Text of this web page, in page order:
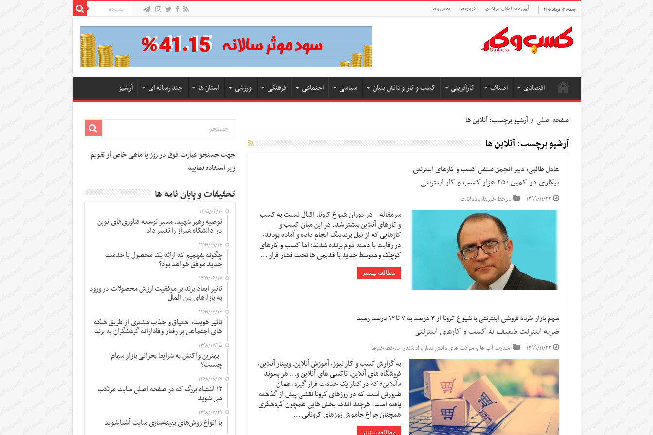
جمعه , ۱۶ مرداد ۱۴۰۵ آیین نامه اخلاق حرفه ای درباره ما تماس باما
اقتصادی اصناف کارآفرینی کسب و کار و دانش بنیان سیاسی اجتماعی فرهنگی ورزشی استان ها چند رسانه ای آرشیو
صفحه اصلی / آرشیو برچسب: آنلاین ها
آرشیو برچسب:آنلاین ها
عادل طالبی، دبیر انجمن صنفی کسب و کارهای اینترنتی
بیکاری در کمین ۲۵۰ هزار کسب ‌و کار اینترنتی
۱۳۹۹/۱۱/۲۳ سرخط خبرها,یادداشت
سرمقاله- در دوران شیوع کرونا، اقبال نسبت به کسب
و کارهای آنلاین بیشتر شد. در این میان کسب و
کارهایی که از قبل برندینگ انجام داده و آماده بودند،
در رقابت با دسته دوم برنده شدند؛ اما کسب و کارهای
کوچک و متوسط جدید یا قدیمی ها تحت فشار قرار …
مطالعه بیشتر
سهم بازار خرده فروشی اینترنتی با شیوع کرونا از ۳ درصد به ۷ تا ۱۲ درصد رسید
ضربه اینترنت ضعیف به کسب و کارهای اینترنتی
۱۳۹۹/۱۱/۲۳ استارت آپ ها و شرکت های دانش بنیان,اسلایدر,سرخط خبرها
به گزارش کسب و کار نیوز، آموزش آنلاین، وبینار آنلاین،
فروشگاه های آنلاین، تاکسی های آنلاین و… هر پسوند
«آنلاین» که در کنار یک خدمت قرار گیرد، همان
ضرورتی است که در روزهای کرونا نقشی پیش از گذشته
یافته است. هرچند اندک بخش هایی همچون گردشگری
همچنان چراغ خاموش روزهای کرونایی …
مطالعه بیشتر
جهت جستجو عبارت فوق در روز یا ماهی خاص از تقویم
زیر استفاده نمایید
تحقیقات و پایان نامه ها
۱۴۰۵/۰۴/۱۰
توصیه رهبر شهید، مسیر توسعه فناوری‌های نوین
در دانشگاه شیراز را تغییر داد
۱۳۹۹/۰۸/۱۴
چگونه بفهمیم که ارائه یک محصول یا خدمت
جدید موفق خواهد بود؟
۱۳۹۹/۰۶/۱۷
تاثیر ابعاد برند بر موفقیت ارزش محصولات در ورود
به بازارهای بین الملل
۱۳۹۹/۰۶/۱۶
تاثیر هویت، اشتیاق و جذب مشتری از طریق شبکه
های اجتماعی بر رفتار وفادارانه گردشگران به برند
۱۳۹۸/۱۲/۱۵
بهترین واکنش به شرایط بحرانی بازار سهام
چیست؟
۱۳۹۸/۰۸/۲۹
۱۲ اشتباه بزرگ که در صفحه اصلی سایت مرتکب
می شوید
۱۳۹۸/۰۷/۲۹
با انواع روش‌های بهینه‌سازی سایت آشنا شوید